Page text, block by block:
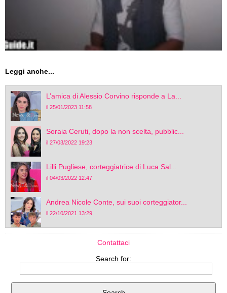
Leggi anche...
L’amica di Alessio Corvino risponde a La...
il 25/01/2023 11:58
Soraia Ceruti, dopo la non scelta, pubblic...
il 27/03/2022 19:23
Lilli Pugliese, corteggiatrice di Luca Sal...
il 04/03/2022 12:47
Andrea Nicole Conte, sui suoi corteggiator...
il 22/10/2021 13:29
Contattaci
Search for: